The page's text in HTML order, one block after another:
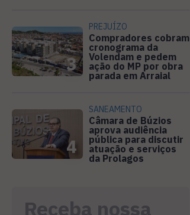
3
PREJUÍZO
Compradores cobram
cronograma da
Volendam e pedem
ação do MP por obra
parada em Arraial
4
SANEAMENTO
Câmara de Búzios
aprova audiência
pública para discutir
atuação e serviços
da Prolagos
Receba nossa